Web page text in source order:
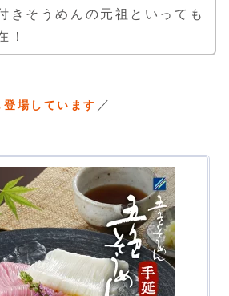
きそうめんの元祖といっても
！
場しています ／